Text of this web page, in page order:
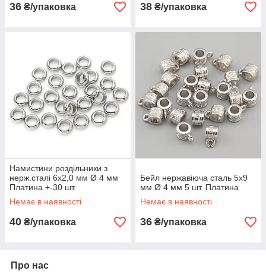
36 ₴/упаковка 38 ₴/упаковка
Намистини роздільники з
нерж.сталі 6х2,0 мм Ø 4 мм
Платина +-30 шт.
Немає в наявності
40 ₴/упаковка
Бейл нержавіюча сталь 5х9
мм Ø 4 мм 5 шт. Платина
Немає в наявності
36 ₴/упаковка
Про нас